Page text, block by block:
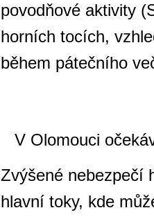
povodňové aktivity
horních tocích,
během pátečního
V Olomouci
Zvýšené nebezpečí
hlavní toky, kde